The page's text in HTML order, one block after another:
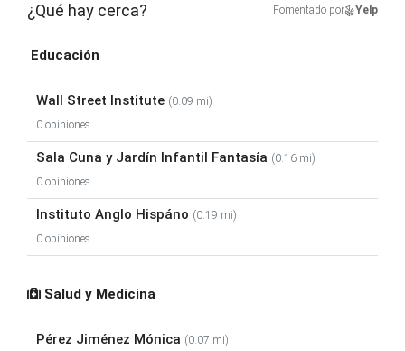
¿Qué hay cerca? Fomentado por Yelp
Educación
Wall Street Institute (0.09 mi)
0 opiniones
Sala Cuna y Jardín Infantil Fantasía (0.16 mi)
0 opiniones
Instituto Anglo Hispáno (0.19 mi)
0 opiniones
Salud y Medicina
Pérez Jiménez Mónica (0.07 mi)